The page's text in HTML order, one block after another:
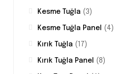
Kesme Tuğla (3)
Kesme Tuğla Panel (4)
Kırık Tuğla (17)
Kırık Tuğla Panel (8)